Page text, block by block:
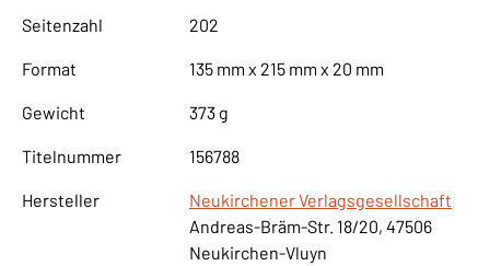
Seitenzahl 202
Format 135 mm x 215 mm x 20 mm
Gewicht 373 g
Titelnummer 156788
Hersteller
Neukirchener Verlagsgesellschaft
Andreas-Bräm-Str. 18/20, 47506
Neukirchen-Vluyn